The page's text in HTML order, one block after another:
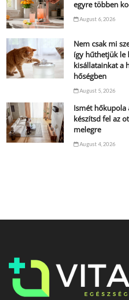
egyre többen
August 6, 2026
Nem csak mi
így hűthetjük le
kisállatainkat a
hőségben
August 5, 2026
Ismét hőkupola
készítsd fel az
melegre
August 4, 2026